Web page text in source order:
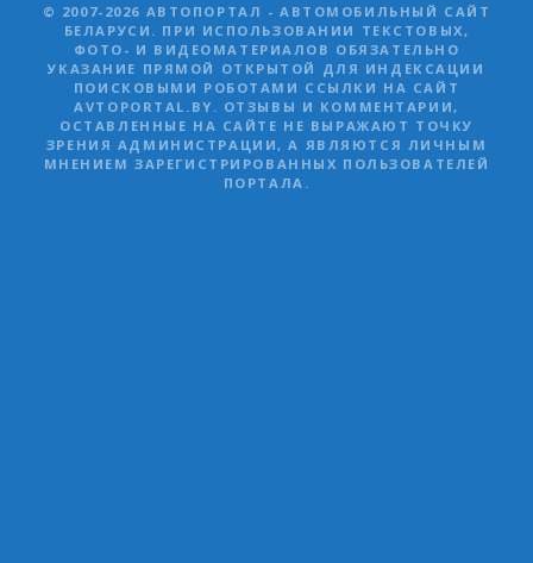
© 2007-2026 АВТОПОРТАЛ - АВТОМОБИЛЬНЫЙ САЙТ
БЕЛАРУСИ. ПРИ ИСПОЛЬЗОВАНИИ ТЕКСТОВЫХ,
ФОТО- И ВИДЕОМАТЕРИАЛОВ ОБЯЗАТЕЛЬНО
УКАЗАНИЕ ПРЯМОЙ ОТКРЫТОЙ ДЛЯ ИНДЕКСАЦИИ
ПОИСКОВЫМИ РОБОТАМИ ССЫЛКИ НА САЙТ
AVTOPORTAL.BY. ОТЗЫВЫ И КОММЕНТАРИИ,
ОСТАВЛЕННЫЕ НА САЙТЕ НЕ ВЫРАЖАЮТ ТОЧКУ
ЗРЕНИЯ АДМИНИСТРАЦИИ, А ЯВЛЯЮТСЯ ЛИЧНЫМ
МНЕНИЕМ ЗАРЕГИСТРИРОВАННЫХ ПОЛЬЗОВАТЕЛЕЙ
ПОРТАЛА.